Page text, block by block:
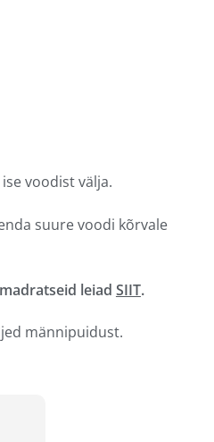
voodist välja.
suure voodi kõrvale
leiad SIIT.
männipuidust.